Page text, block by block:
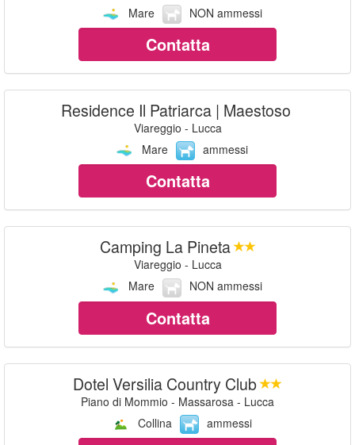
Mare
NON ammessi
Contatta
Residence Il Patriarca | Maestoso
Viareggio - Lucca
Mare
ammessi
Contatta
Camping La Pineta
Viareggio - Lucca
Mare
NON ammessi
Contatta
Dotel Versilia Country Club
Piano di Mommio - Massarosa - Lucca
Collina
ammessi